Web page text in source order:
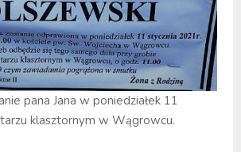
pana Jana w poniedziałek 11
klasztornym w Wągrowcu.